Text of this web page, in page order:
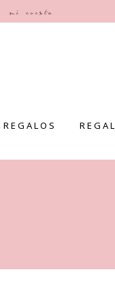
Mi cuenta
REGALOS